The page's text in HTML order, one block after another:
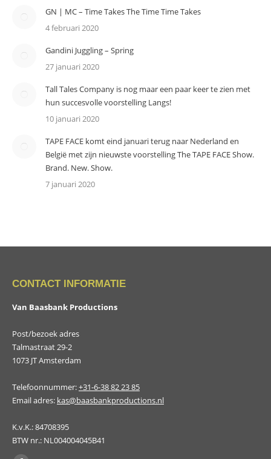
GN | MC – Time Takes The Time Time Takes
4 februari 2020
Gandini Juggling – Spring
27 januari 2020
Tall Tales Company is nog maar een paar keer te zien met
hun succesvolle voorstelling Langs!
10 januari 2020
TAPE FACE komt eind januari terug naar Nederland en
België met zijn nieuwste voorstelling The TAPE FACE Show.
Brand. New. Show.
7 januari 2020
CONTACT INFORMATIE
Van Baasbank Productions
Post/bezoek adres
Talmastraat 29-2
1073 JT Amsterdam
Telefoonnummer:+31-6-38 82 23 85
Email adres: kas@baasbankproductions.nl
K.v.K.: 84708395
BTW nr.: NL004004045B41